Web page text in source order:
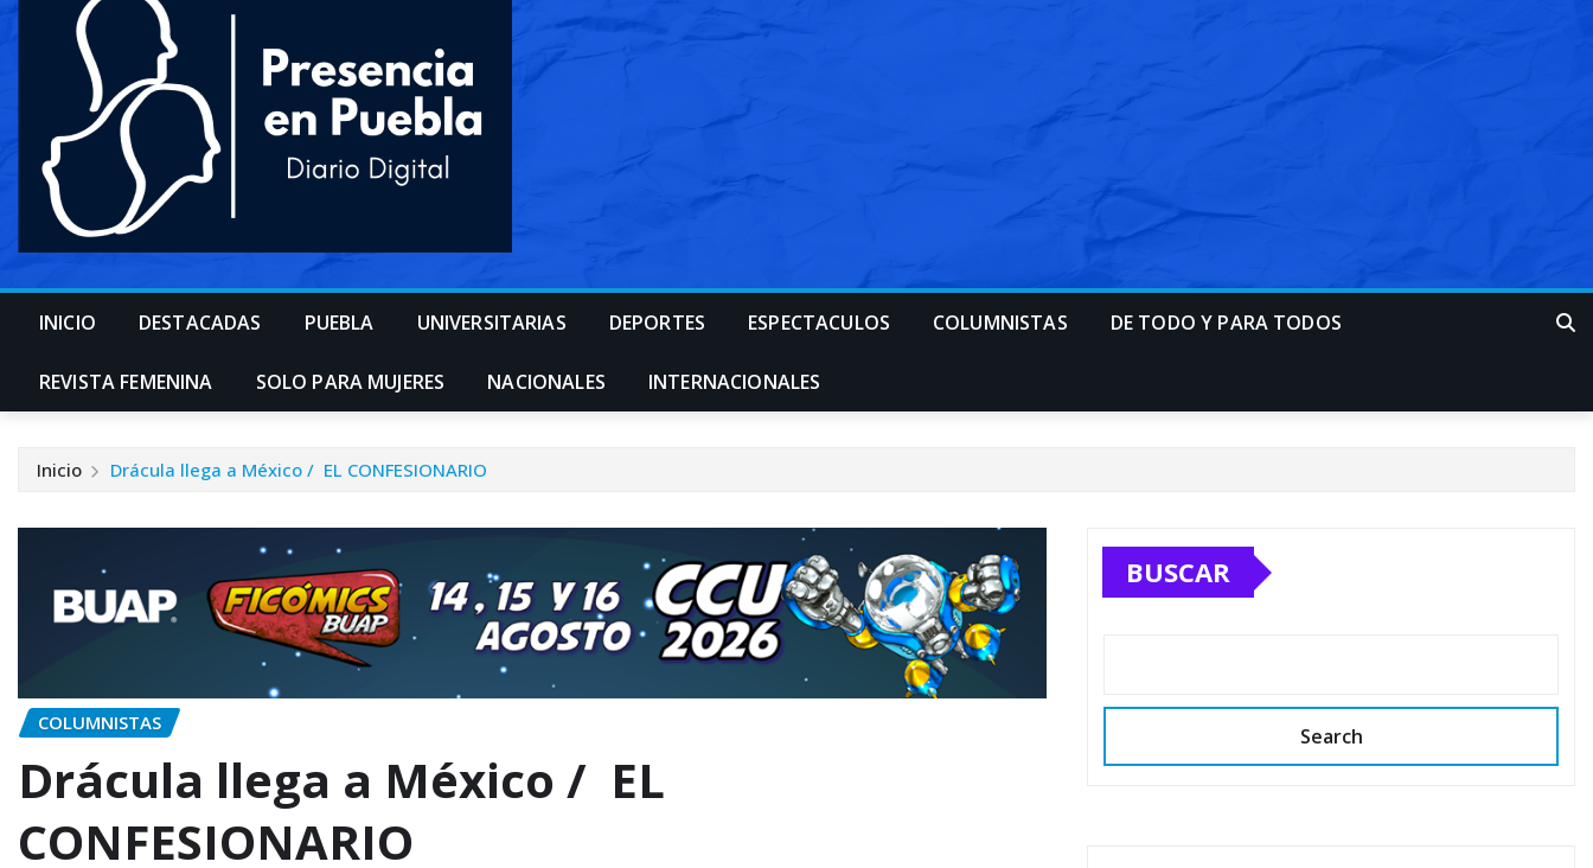
INICIO DESTACADAS PUEBLA UNIVERSITARIAS DEPORTES ESPECTACULOS COLUMNISTAS DE TODO Y PARA TODOS
REVISTA FEMENINA SOLO PARA MUJERES NACIONALES INTERNACIONALES
Inicio Drácula llega a México / EL CONFESIONARIO
COLUMNISTAS
Drácula llega a México / EL
CONFESIONARIO
BUSCAR
Search